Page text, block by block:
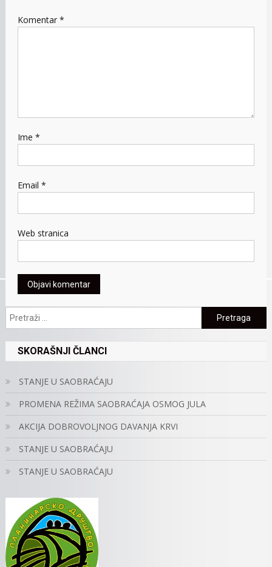
Komentar *
Ime *
Email *
Web stranica
Pretraga:
SKORAŠNJI ČLANCI
STANJE U SAOBRAĆAJU
PROMENA REŽIMA SAOBRAĆAJA OSMOG JULA
AKCIJA DOBROVOLJNOG DAVANJA KRVI
STANJE U SAOBRAĆAJU
STANJE U SAOBRAĆAJU